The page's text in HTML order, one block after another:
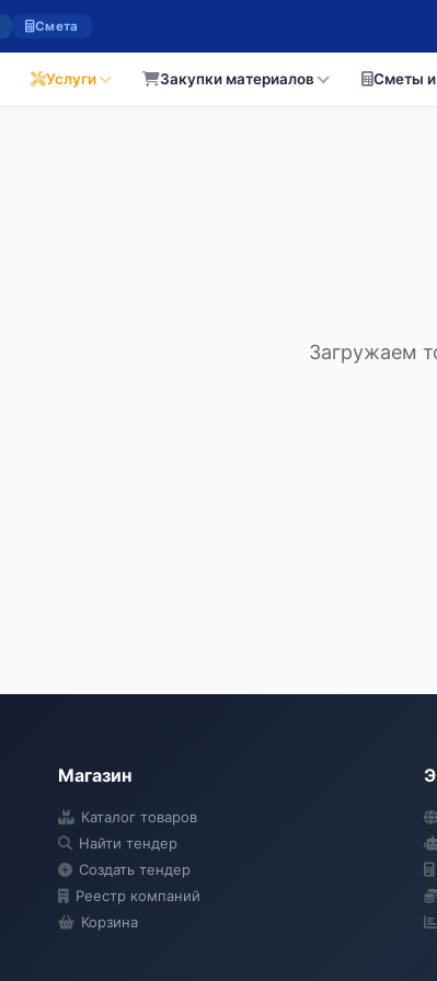
Смета
Услуги Закупки материалов Сметы и
Загружаем
Магазин
Каталог товаров
Найти тендер
Создать тендер
Реестр компаний
Корзина